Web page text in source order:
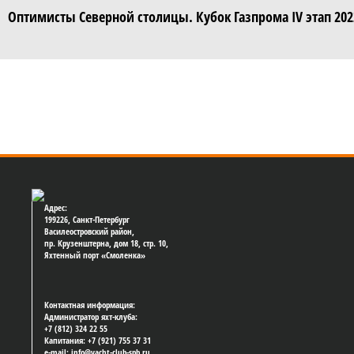
Оптимисты Северной столицы. Кубок Газпрома IV этап
Адрес:
199226, Санкт-Петербург
Василеостровский район,
пр. Крузенштерна, дом 18, стр. 10,
Яхтенный порт «Смоленка»
Контактная информация:
Администратор яхт-клуба:
+7 (812) 324 22 55
Капитания: +7 (921) 755 37 31